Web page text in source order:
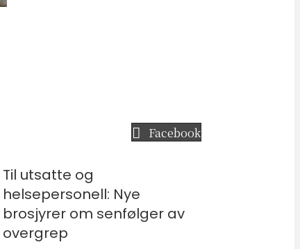
Facebook
Til utsatte og
helsepersonell: Nye
brosjyrer om senfølger av
overgrep